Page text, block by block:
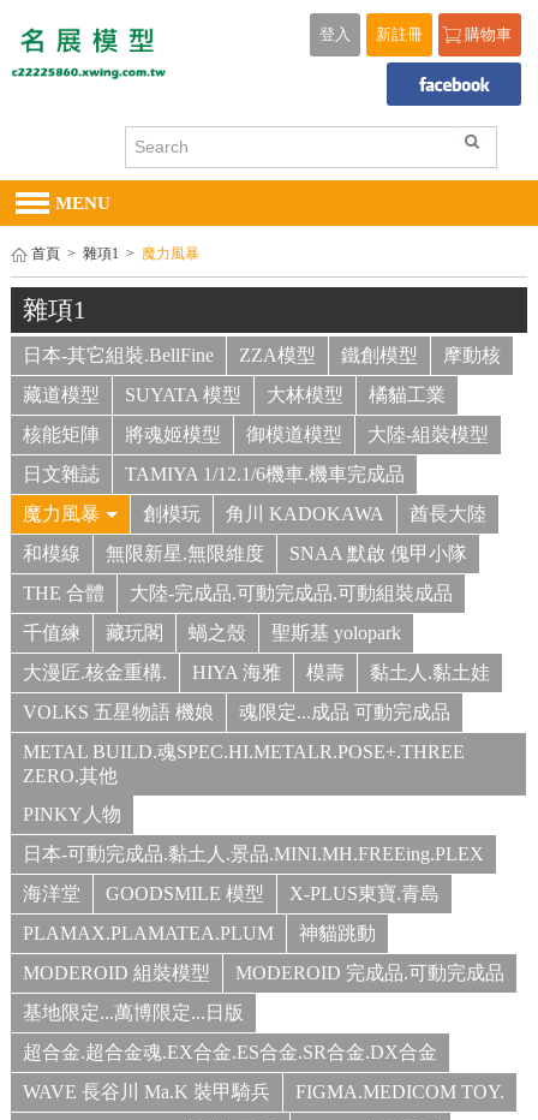
購物車
新註冊
登入
MENU
首頁 > 雜項1 > 魔力風暴
雜項1
日本-其它組裝.BellFine ZZA模型 鐵創模型
摩動核
藏道模型
SUYATA 模型 大林模型
橘貓工業
核能矩陣
將魂姬模型 御模道模型
大陸-組裝模型
日文雜誌
TAMIYA 1/12.1/6機車.機車完成品
魔力風暴
創模玩 角川 KADOKAWA
酋長大陸
和模線
無限新星.無限維度
SNAA 默啟 傀甲小隊
THE 合體
大陸-完成品.可動完成品.可動組裝成品
千值練
藏玩閣 蝸之殼
聖斯基 yolopark
大漫匠.核金重構.
HIYA 海雅 模壽
黏土人.黏土娃
VOLKS 五星物語 機娘
魂限定...成品 可動完成品
METAL BUILD.魂SPEC.HI.METALR.POSE+.THREE
ZERO.其他
PINKY人物
日本-可動完成品.黏土人.景品.MINI.MH.FREEing.PLEX
海洋堂
GOODSMILE 模型
X-PLUS東寶.青島
PLAMAX.PLAMATEA.PLUM
神貓跳動
MODEROID 組裝模型
MODEROID 完成品.可動完成品
基地限定...萬博限定...日版
超合金.超合金魂.EX合金.ES合金.SR合金.DX合金
WAVE 長谷川 Ma.K 裝甲騎兵
FIGMA.MEDICOM TOY.